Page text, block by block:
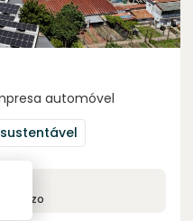
automóvel
prazo